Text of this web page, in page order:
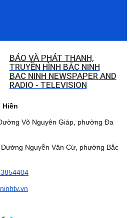
BÁO VÀ PHÁT THANH,
TRUYỀN HÌNH BẮC NINH
BAC NINH NEWSPAPER AND
RADIO - TELEVISION
Hiền
Võ Nguyên Giáp, phường Đa
Nguyễn Văn Cừ, phường Bắc